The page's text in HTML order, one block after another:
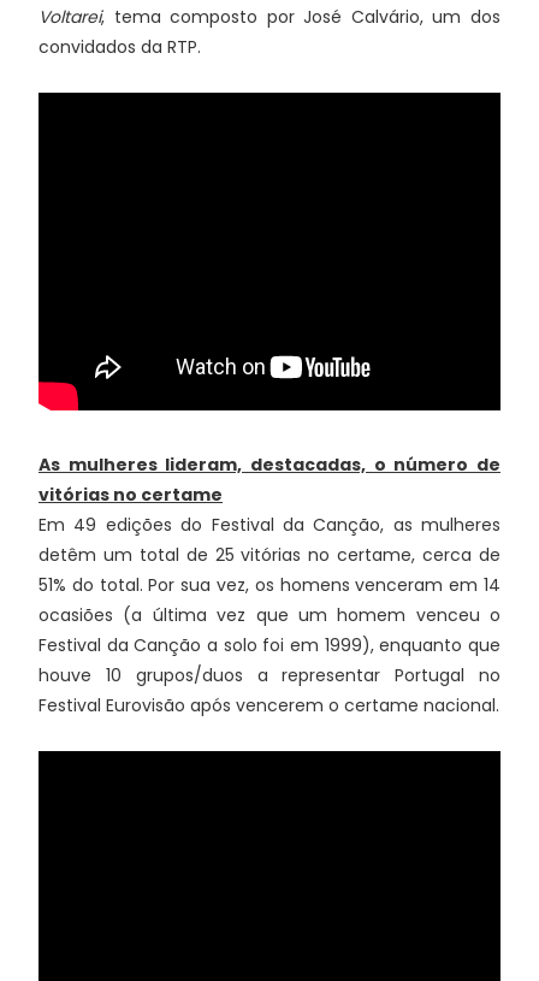
Voltarei, tema composto por José Calvário, um dos
convidados da RTP.
As mulheres lideram, destacadas, o número de
vitórias no certame
Em 49 edições do Festival da Canção, as mulheres
detêm um total de 25 vitórias no certame, cerca de
51% do total. Por sua vez, os homens venceram em 14
ocasiões (a última vez que um homem venceu o
Festival da Canção a solo foi em 1999), enquanto que
houve 10 grupos/duos a representar Portugal no
Festival Eurovisão após vencerem o certame nacional.